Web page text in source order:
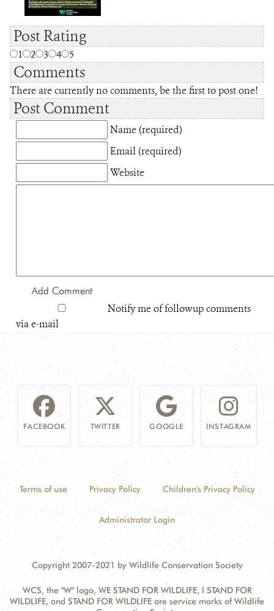
Post Rating
1 2 3 4 5
Comments
There are currently no comments, be the first to post one!
Post Comment
Name (required)
Email (required)
Website
Notify me of followup comments
via e-mail
FACEBOOK TWITTER GOOGLE INSTAGRAM
Terms of use Privacy Policy Children's Privacy Policy
Administrator Login
Copyright 2007-2021 by Wildlife Conservation Society
WCS, the "W" logo, WE STAND FOR WILDLIFE, I STAND FOR
WILDLIFE, and STAND FOR WILDLIFE are service marks of Wildlife